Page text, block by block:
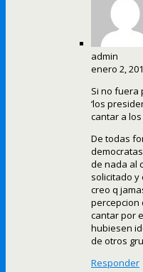
admin
enero 2,
Si no fuera
‘los
cantar a
De todas
de nada al
solicitado y
creo q
percepcion
cantar por
hubiesen
de otros
Responder